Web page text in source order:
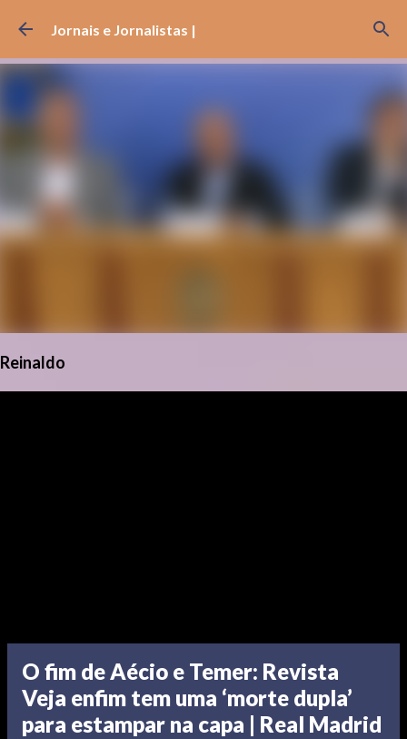
Pular para o conteúdo principal
Jornais e Jornalistas |
Reinaldo
O fim de Aécio e Temer: Revista
Veja enfim tem uma ‘morte dupla’
para estampar na capa | Real Madrid